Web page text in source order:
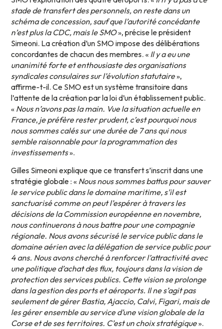
stade de transfert des personnels, on reste dans un
schéma de concession, sauf que l’autorité concédante
n’est plus la CDC, mais le SMO», précise le président
Simeoni. La création d’un SMO impose des délibérations
concordantes de chacun des membres. « Il y a eu une
unanimité forte et enthousiaste des organisations
syndicales consulaires sur l’évolution statutaire»,
affirme-t-il. Ce SMO est un système transitoire dans
l’attente de la création par la loi d’un établissement public.
« Nous n’avons pas la main. Vue la situation actuelle en
France, je préfère rester prudent, c’est pourquoi nous
nous sommes calés sur une durée de 7 ans qui nous
semble raisonnable pour la programmation des
investissements».
Gilles Simeoni explique que ce transfert s’inscrit dans une
stratégie globale : « Nous nous sommes battus pour sauver
le service public dans le domaine maritime, s’il est
sanctuarisé comme on peut l’espérer à travers les
décisions de la Commission européenne en novembre,
nous continuerons à nous battre pour une compagnie
régionale. Nous avons sécurisé le service public dans le
domaine aérien avec la délégation de service public pour
4 ans. Nous avons cherché à renforcer l’attractivité avec
une politique d’achat des flux, toujours dans la vision de
protection des services publics. Cette vision se prolonge
dans la gestion des ports et aéroports. Il ne s’agit pas
seulement de gérer Bastia, Ajaccio, Calvi, Figari, mais de
les gérer ensemble au service d’une vision globale de la
Corse et de ses territoires. C’est un choix stratégique».